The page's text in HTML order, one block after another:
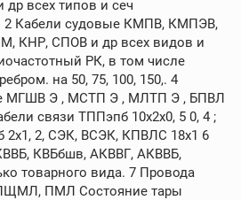
всех типов и сеч
2 Кабели судовые КМПВ, КМПЭВ,
КНР, СПОВ и др всех видов и
РК, в том числе
на 50, 75, 100, 150,. 4
МГШВ Э , МСТП Э , МЛТП Э , БПВЛ
связи ТППэпб 10х2х0, 5 0, 4 ;
2х1, 2, СЭК, ВСЭК, КПВЛС 18х1 6
КВБбшв, АКВВГ, АКВВБ,
товарного вида. 7 Провода
ПМЛ Состояние тары